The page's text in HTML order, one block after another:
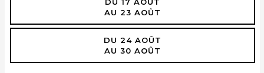
AU 23 AOÛT
DU 24 AOÛT
AU 30 AOÛT